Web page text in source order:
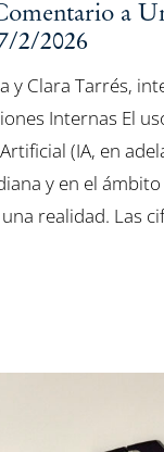
a
2/2026
y Clara Tarrés,
Internas El
(IA, en
y en el
realidad. Las